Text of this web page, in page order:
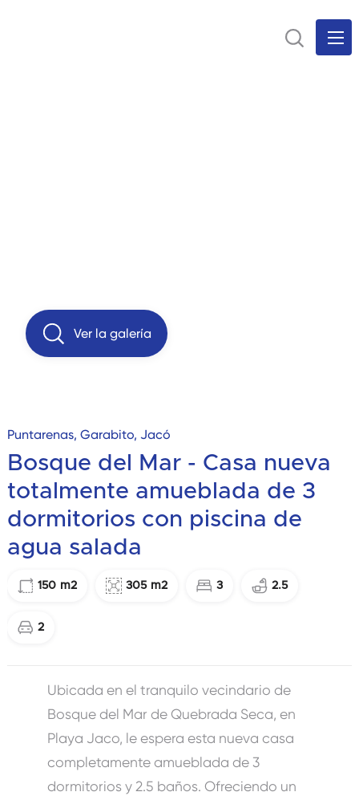
Ver la galería
Puntarenas, Garabito, Jacó
Bosque del Mar - Casa nueva
totalmente amueblada de 3
dormitorios con piscina de
agua salada
150 m2 305 m2 3 2.5
2
Ubicada en el tranquilo vecindario de
Bosque del Mar de Quebrada Seca, en
Playa Jaco, le espera esta nueva casa
completamente amueblada de 3
dormitorios y 2.5 baños. Ofreciendo un